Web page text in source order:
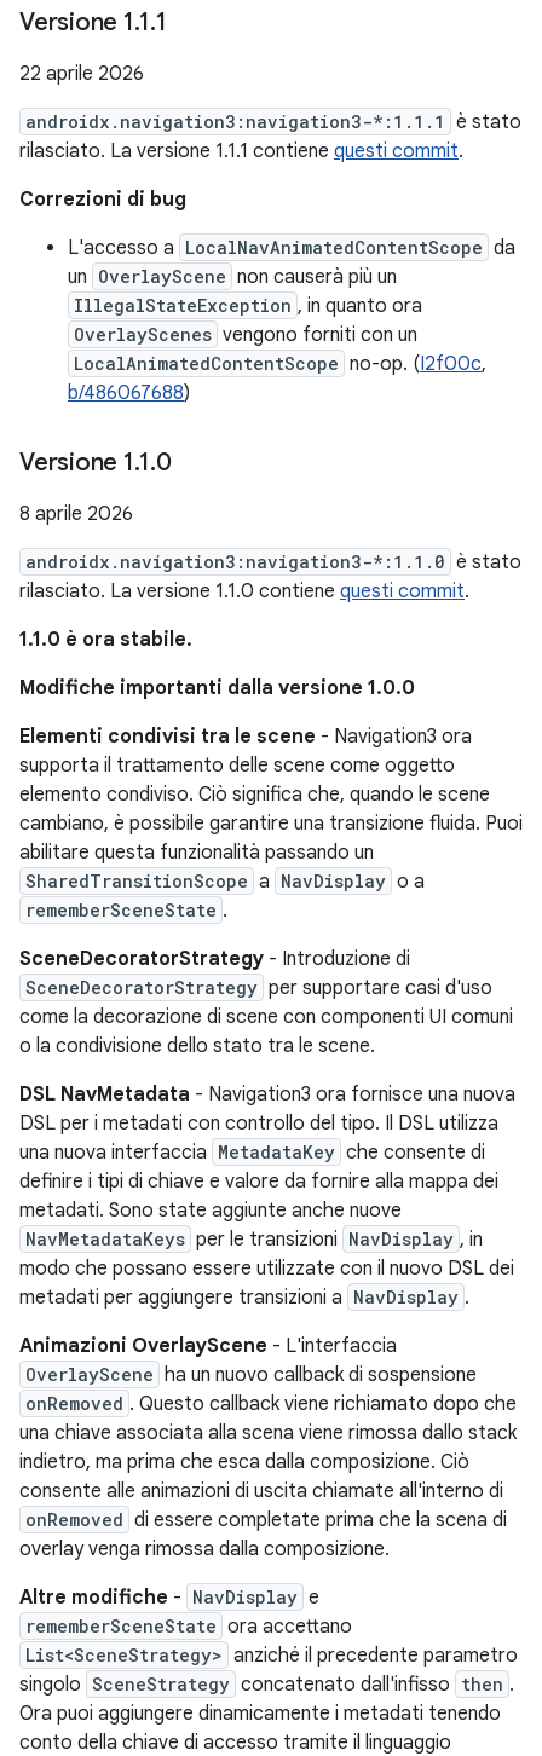
Versione 1.1.1
22 aprile 2026
androidx.navigation3:navigation3-*:1.1.1
è stato
rilasciato. La versione 1.1.1 contiene questi commit.
Correzioni di bug
L'accesso a LocalNavAnimatedContentScope da
un OverlayScene non causerà più un
IllegalStateException , in quanto ora
OverlayScenes vengono forniti con un
LocalAnimatedContentScope no-op. (I2f00c,
b/486067688)
Versione 1.1.0
8 aprile 2026
androidx.navigation3:navigation3-*:1.1.0 è stato
rilasciato. La versione 1.1.0 contiene questi commit.
1.1.0 è ora stabile.
Modifiche importanti dalla versione 1.0.0
Elementi condivisi tra le scene - Navigation3 ora
supporta il trattamento delle scene come oggetto
elemento condiviso. Ciò significa che, quando le scene
cambiano, è possibile garantire una transizione fluida. Puoi
abilitare questa funzionalità passando un
SharedTransitionScope a NavDisplay o a
rememberSceneState .
SceneDecoratorStrategy - Introduzione di
SceneDecoratorStrategy per supportare casi d'uso
come la decorazione di scene con componenti UI comuni
o la condivisione dello stato tra le scene.
DSL NavMetadata - Navigation3 ora fornisce una nuova
DSL per i metadati con controllo del tipo. Il DSL utilizza
una nuova interfaccia MetadataKey che consente di
definire i tipi di chiave e valore da fornire alla mappa dei
metadati. Sono state aggiunte anche nuove
NavMetadataKeys per le transizioni NavDisplay , in
modo che possano essere utilizzate con il nuovo DSL dei
metadati per aggiungere transizioni a NavDisplay .
Animazioni OverlayScene - L'interfaccia
OverlayScene ha un nuovo callback di sospensione
onRemoved . Questo callback viene richiamato dopo che
una chiave associata alla scena viene rimossa dallo stack
indietro, ma prima che esca dalla composizione. Ciò
consente alle animazioni di uscita chiamate all'interno di
onRemoved di essere completate prima che la scena di
overlay venga rimossa dalla composizione.
Altre modifiche - NavDisplay e
rememberSceneState ora accettano
List<SceneStrategy> anziché il precedente parametro
singolo SceneStrategy concatenato dall'infisso then .
Ora puoi aggiungere dinamicamente i metadati tenendo
conto della chiave di accesso tramite il linguaggio